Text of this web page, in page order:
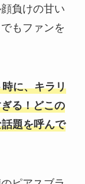
負けの甘い
もファンを
に、キラリ
る！どこの
題を呼んで